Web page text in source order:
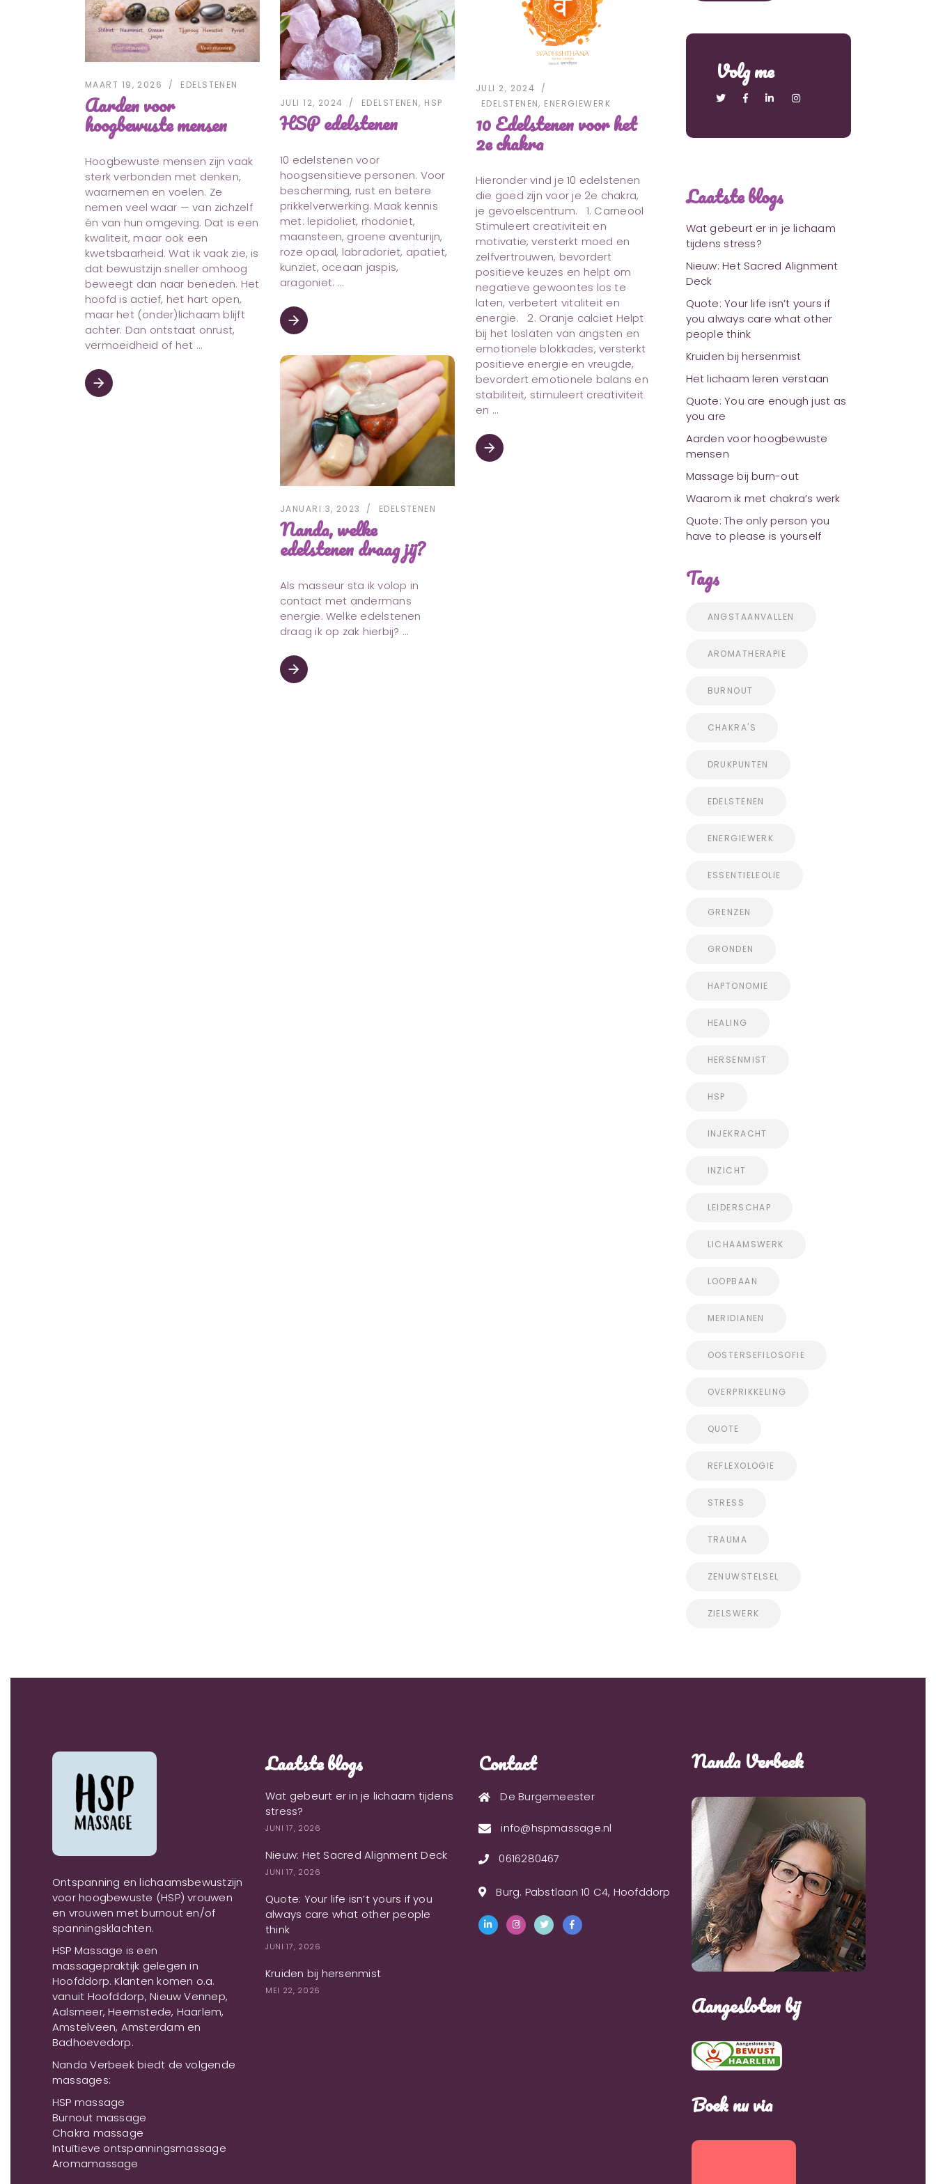
MAART 19, 2026 EDELSTENEN
Aarden voor
hoogbewuste mensen
Hoogbewuste mensen zijn vaak
sterk verbonden met denken,
waarnemen en voelen. Ze
nemen veel waar — van zichzelf
én van hun omgeving. Dat is een
kwaliteit, maar ook een
kwetsbaarheid. Wat ik vaak zie, is
dat bewustzijn sneller omhoog
beweegt dan naar beneden. Het
hoofd is actief, het hart open,
maar het (onder)lichaam blijft
achter. Dan ontstaat onrust,
vermoeidheid of het
arrow_forward
JULI 12, 2024 EDELSTENEN, HSP
HSP edelstenen
10 edelstenen voor
hoogsensitieve personen. Voor
bescherming, rust en betere
prikkelverwerking. Maak kennis
met: lepidoliet, rhodoniet,
maansteen, groene aventurijn,
roze opaal, labradoriet, apatiet,
kunziet, oceaan jaspis,
aragoniet.
arrow_forward
JULI 2, 2024
EDELSTENEN, ENERGIEWERK
10 Edelstenen voor het
2e chakra
Hieronder vind je 10 edelstenen
die goed zijn voor je 2e chakra,
je gevoelscentrum. 1. Carneool
Stimuleert creativiteit en
motivatie, versterkt moed en
zelfvertrouwen, bevordert
positieve keuzes en helpt om
negatieve gewoontes los te
laten, verbetert vitaliteit en
energie. 2. Oranje calciet Helpt
bij het loslaten van angsten en
emotionele blokkades, versterkt
positieve energie en vreugde,
bevordert emotionele balans en
stabiliteit, stimuleert creativiteit
en
arrow_forward
JANUARI 3, 2023 EDELSTENEN
Nanda, welke
edelstenen draag jij?
Als masseur sta ik volop in
contact met andermans
energie. Welke edelstenen
draag ik op zak hierbij?
arrow_forward
Volg me
Laatste blogs
Wat gebeurt er in je lichaam
tijdens stress?
Nieuw: Het Sacred Alignment
Deck
Quote: Your life isn’t yours if
you always care what other
people think
Kruiden bij hersenmist
Het lichaam leren verstaan
Quote: You are enough just as
you are
Aarden voor hoogbewuste
mensen
Massage bij burn-out
Waarom ik met chakra’s werk
Quote: The only person you
have to please is yourself
Tags
ANGSTAANVALLEN
AROMATHERAPIE
BURNOUT
CHAKRA'S
DRUKPUNTEN
EDELSTENEN
ENERGIEWERK
ESSENTIELEOLIE
GRENZEN
GRONDEN
HAPTONOMIE
HEALING
HERSENMIST
HSP
INJEKRACHT
INZICHT
LEIDERSCHAP
LICHAAMSWERK
LOOPBAAN
MERIDIANEN
OOSTERSEFILOSOFIE
OVERPRIKKELING
QUOTE
REFLEXOLOGIE
STRESS
TRAUMA
ZENUWSTELSEL
ZIELSWERK
Ontspanning en lichaamsbewustzijn
voor hoogbewuste (HSP) vrouwen
en vrouwen met burnout en/of
spanningsklachten.
HSP Massage is een
massagepraktijk gelegen in
Hoofddorp. Klanten komen o.a.
vanuit Hoofddorp, Nieuw Vennep,
Aalsmeer, Heemstede, Haarlem,
Amstelveen, Amsterdam en
Badhoevedorp.
Nanda Verbeek biedt de volgende
massages:
HSP massage
Burnout massage
Chakra massage
Intuïtieve ontspanningsmassage
Aromamassage
Laatste blogs
Wat gebeurt er in je lichaam tijdens
stress?
JUNI 17, 2026
Nieuw: Het Sacred Alignment Deck
JUNI 17, 2026
Quote: Your life isn’t yours if you
always care what other people
think
JUNI 17, 2026
Kruiden bij hersenmist
MEI 22, 2026
Contact
De Burgemeester
info@hspmassage.nl
0616280467
Burg. Pabstlaan 10 C4, Hoofddorp
Nanda Verbeek
Aangesloten bij
Boek nu via